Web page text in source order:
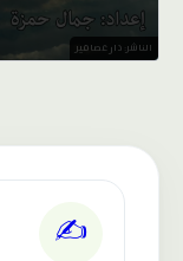
الناشر: دار عصافير
✍️